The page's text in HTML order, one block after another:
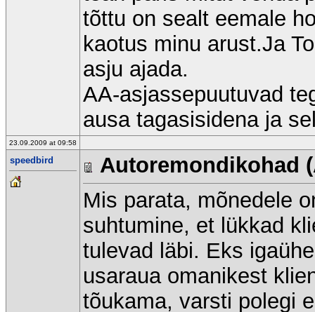
tõttu on sealt eemale
kaotus minu arust.Ja
asju ajada.
AA-asjassepuutuvad
ausa tagasisidena ja
23.09.2009 at 09:58
speedbird
Autoremondikohad
Mis parata, mõnedele
suhtumine, et lükkad
tulevad läbi. Eks
usaraua omanikest
tõukama, varsti polegi